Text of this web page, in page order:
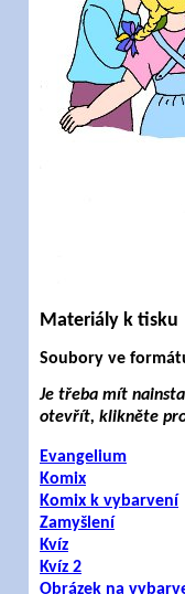
Materiály k tisku
Soubory ve
Je třeba mít
otevřít, klikněte
Evangelium
Komix
Komix k vybarvení
Zamyšlení
Kvíz
Kvíz 2
Obrázek na